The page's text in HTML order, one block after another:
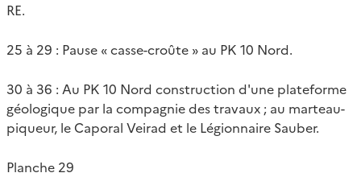
RE.
25 à 29 : Pause « casse-croûte » au PK 10 Nord.
30 à 36 : Au PK 10 Nord construction d'une plateforme
géologique par la compagnie des travaux ; au marteau-
piqueur, le Caporal Veirad et le Légionnaire Sauber.
Planche 29